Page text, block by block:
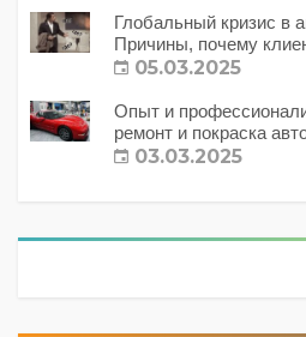
Глобальный кризис в
Причины, почему
с этим делать?
05.03.2025
Опыт и
ремонт и покраска
03.03.2025